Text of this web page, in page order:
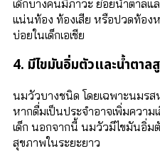
เด็กบางคนมีภาวะ ย่อยน้ำตาลแ
แน่นท้อง ท้องเสีย หรือปวดท้อ
บ่อยในเด็กเอเชีย
4. มีไขมันอิ่มตัวและน้ำตาล
นมวัวบางชนิด โดยเฉพาะนมร
หากดื่มเป็นประจำอาจเพิ่มความ
เด็ก นอกจากนี้ นมวัวมีไขมันอิ่ม
สุขภาพในระยะยาว